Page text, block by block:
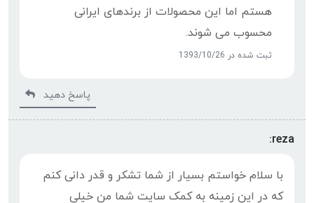
هستم اما این محصولات از برندهای ایرانی
محسوب می شوند.
ثبت شده در 1393/10/26
پاسخ دهید
reza:
با سلام خواستم بسیار از شما تشکر و قدر دانی کنم
که در این زمینه به کمک سایت شما من خیلی